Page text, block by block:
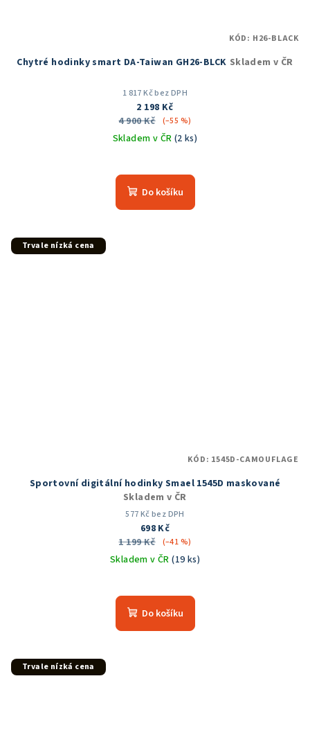
Chytré hodinky smart DA-Taiwan GH26-BLCK Skladem v ČR
1 817 Kč bez DPH
2 198 Kč
4 900 Kč
(–55 %)
Skladem v ČR (2 ks)
hodnocení
produktu
Do košíku
KÓD: H26-BLACK
Trvale nízká cena
Sportovní digitální hodinky Smael 1545D maskované
Skladem v ČR
577 Kč bez DPH
698 Kč
1 199 Kč
(–41 %)
Skladem v ČR(19 ks)
Do košíku
KÓD: 1545D-CAMOUFLAGE
Trvale nízká cena